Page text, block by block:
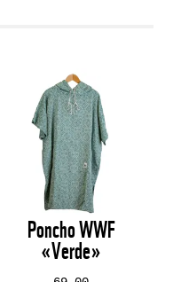
Poncho WWF
«Verde»